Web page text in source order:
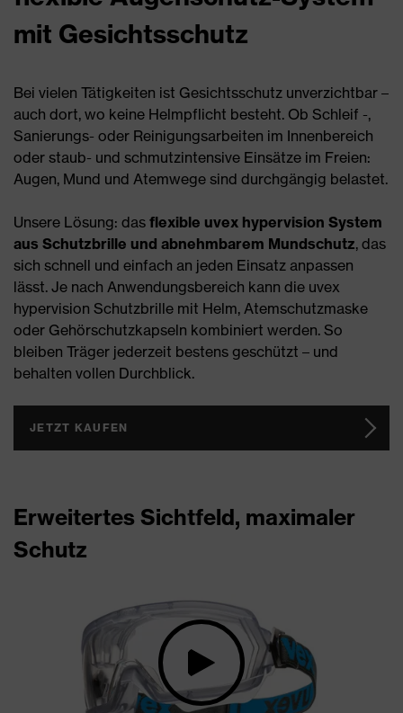
mit Gesichtsschutz
Bei vielen Tätigkeiten ist Gesichtsschutz unverzichtbar –
auch dort, wo keine Helmpflicht besteht. Ob Schleif -,
Sanierungs- oder Reinigungsarbeiten im Innenbereich
oder staub- und schmutzintensive Einsätze im Freien:
Augen, Mund und Atemwege sind durchgängig belastet.
Unsere Lösung: das flexible uvex hypervision System
aus Schutzbrille und abnehmbarem Mundschutz, das
sich schnell und einfach an jeden Einsatz anpassen
lässt. Je nach Anwendungsbereich kann die uvex
hypervision Schutzbrille mit Helm, Atemschutzmaske
oder Gehörschutzkapseln kombiniert werden. So
bleiben Träger jederzeit bestens geschützt – und
behalten vollen Durchblick.
JETZT KAUFEN
Erweitertes Sichtfeld, maximaler
Schutz